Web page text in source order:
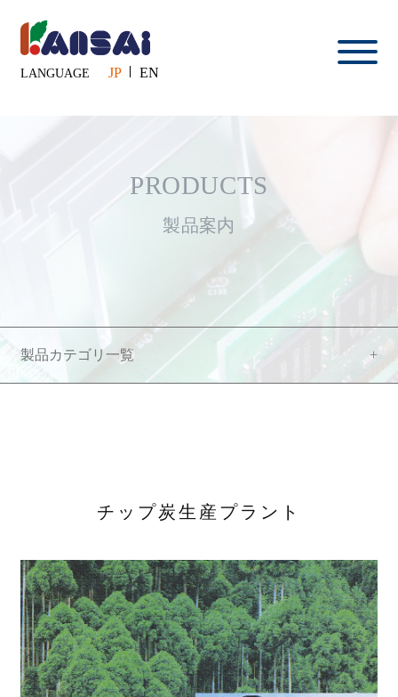
LANGUAGE JP EN
PRODUCTS
製品案内
製品カテゴリ一覧
バイオ炭(籾殻くん炭)
乾燥機
炭化・廃熱利用プラント
炭化プラント
チップ炭生産プラント